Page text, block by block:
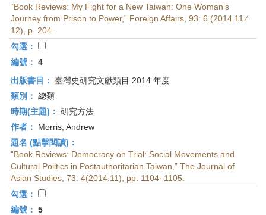
“Book Reviews: My Fight for a New Taiwan: One Woman’s
Journey from Prison to Power,” Foreign Affairs, 93: 6 (2014.11 ⁄
12), p. 204.
勾選：
編號： 4
出版書目： 臺灣史研究文獻類目 2014 年度
類別： 總類
時期(主題)： 研究方法
作者：
Morris, Andrew
題名 (點擊閱讀)：
“Book Reviews: Democracy on Trial: Social Movements and
Cultural Politics in Postauthoritarian Taiwan,” The Journal of
Asian Studies, 73: 4(2014.11), pp. 1104–1105.
勾選：
編號： 5